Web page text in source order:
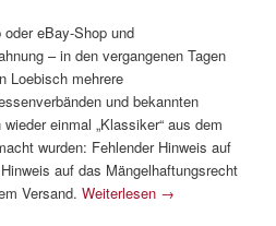
eBay-Shop und
– in den vergangenen Tagen
Loebisch mehrere
und bekannten
einmal „Klassiker“ aus dem
wurden: Fehlender Hinweis auf
auf das Mängelhaftungsrecht
Versand.Weiterlesen →